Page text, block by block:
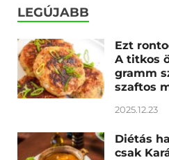
LEGÚJABB
Ezt
A titkos
gramm
szaftos
2025.12.23
Diétás
csak